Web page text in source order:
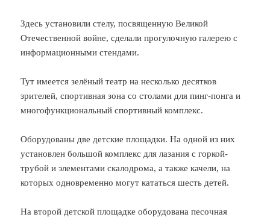
Здесь установили стелу, посвященную Великой
Отечественной войне, сделали прогулочную галерею с
информационными стендами.
Тут имеется зелёный театр на несколько десятков
зрителей, спортивная зона со столами для пинг-понга и
многофункциональный спортивный комплекс.
Оборудованы две детские площадки. На одной из них
установлен большой комплекс для лазания с горкой-
трубой и элементами скалодрома, а также качели, на
которых одновременно могут кататься шесть детей.
На второй детской площадке оборудована песочная